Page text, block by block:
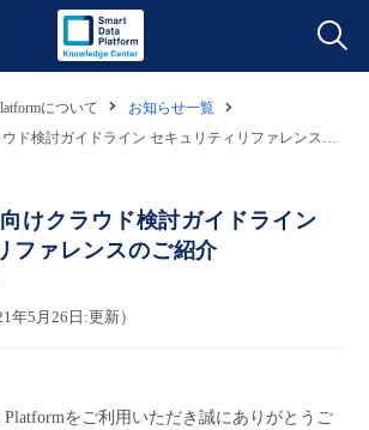
ーバー
ク
用
ーバー
レーター
ド
について
お知らせ一覧
FISC金融機関向けクラウド検討ガイドライン セキュリティリファレンスのご紹介
けクラウド検討ガイドライン
ファレンスのご紹介
年5月26日:更新）
Platformをご利用いただき誠にありがとうご